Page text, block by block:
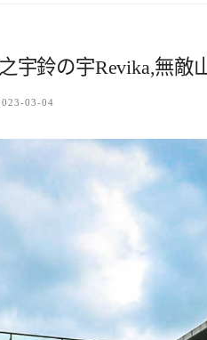
宇鈴の宇Revika,無敵
03-04